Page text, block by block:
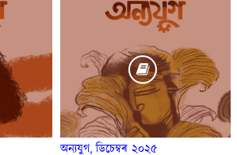
অন্যযুগ, ডিচেম্বৰ ২০২৫